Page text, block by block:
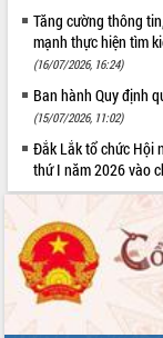
Tăng cường thông
mạnh thực hiện tìm
(16/07/2026, 16:24)
Ban hành Quy định
(15/07/2026, 11:02)
Đắk Lắk tổ chức Hội
thứ I năm 2026 vào